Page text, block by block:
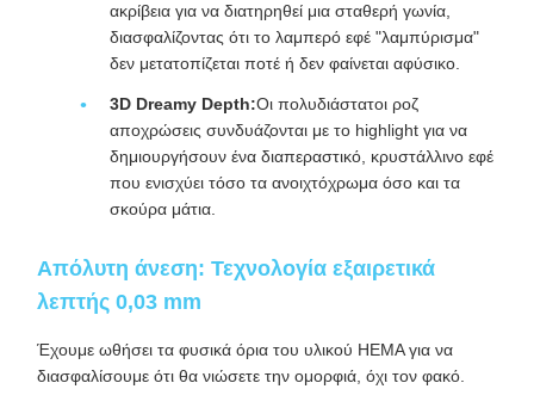
ακρίβεια για να διατηρηθεί μια σταθερή γωνία,
διασφαλίζοντας ότι το λαμπερό εφέ "λαμπύρισμα"
δεν μετατοπίζεται ποτέ ή δεν φαίνεται αφύσικο.
3D Dreamy Depth:Οι πολυδιάστατοι ροζ
αποχρώσεις συνδυάζονται με το highlight για να
δημιουργήσουν ένα διαπεραστικό, κρυστάλλινο εφέ
που ενισχύει τόσο τα ανοιχτόχρωμα όσο και τα
σκούρα μάτια.
Απόλυτη άνεση: Τεχνολογία εξαιρετικά
λεπτής 0,03 mm
Έχουμε ωθήσει τα φυσικά όρια του υλικού HEMA για να
διασφαλίσουμε ότι θα νιώσετε την ομορφιά, όχι τον φακό.